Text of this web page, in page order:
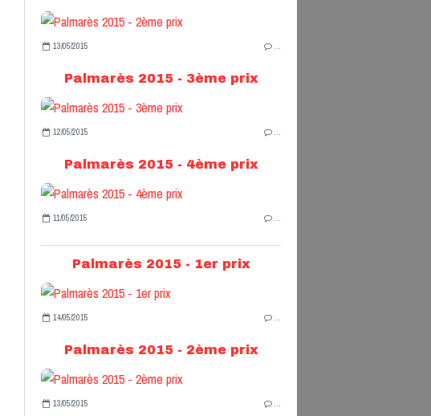
13/05/2015 …
Palmarès 2015 - 3ème prix
12/05/2015 …
Palmarès 2015 - 4ème prix
11/05/2015 …
Palmarès 2015 - 1er prix
14/05/2015 …
Palmarès 2015 - 2ème prix
13/05/2015 …